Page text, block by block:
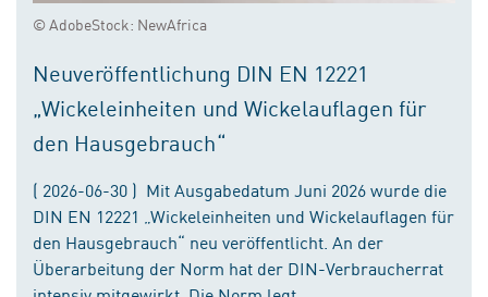
© AdobeStock: NewAfrica
Neuveröffentlichung DIN EN 12221
„Wickeleinheiten und Wickelauflagen für
den Hausgebrauch“
( 2026-06-30 ) Mit Ausgabedatum Juni 2026 wurde die
DIN EN 12221 „Wickeleinheiten und Wickelauflagen für
den Hausgebrauch“ neu veröffentlicht. An der
Überarbeitung der Norm hat der DIN-Verbraucherrat